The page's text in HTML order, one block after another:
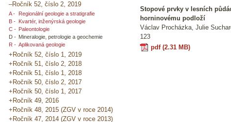
–Ročník 52, číslo 2, 2019
A -
Regionální geologie a stratigrafie
B - Kvartér, inženýrská geologie
C - Paleontologie
D - Mineralogie, petrologie a geochemie
R - Aplikovaná geologie
+Ročník 52, číslo 1, 2019
+Ročník 51, číslo 2, 2018
+Ročník 51, číslo 1, 2018
+Ročník 50, číslo 2, 2017
+Ročník 50, číslo 1, 2017
+Ročník 49, 2016
+Ročník 48, 2015 (ZGV v roce 2014)
+Ročník 47, 2014 (ZGV v roce 2013)
Stopové prvky v lesních
horninovému podloží
Václav Procházka, Julie
123
pdf (2.31 MB)